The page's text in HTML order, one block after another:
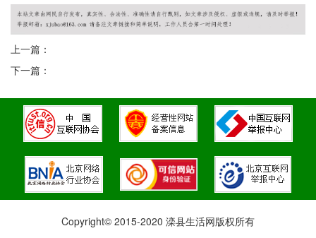
上一篇：
下一篇：
Copyright© 2015-2020 滦县生活网版权所有